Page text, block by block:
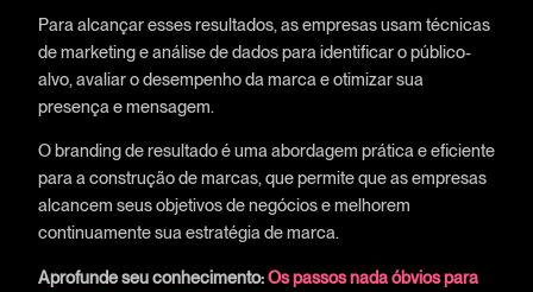
Para alcançar esses resultados, as empresas usam técnicas
de marketing e análise de dados para identificar o público-
alvo, avaliar o desempenho da marca e otimizar sua
presença e mensagem.
O branding de resultado é uma abordagem prática e eficiente
para a construção de marcas, que permite que as empresas
alcancem seus objetivos de negócios e melhorem
continuamente sua estratégia de marca.
Aprofunde seu conhecimento:Os passos nada óbvios para